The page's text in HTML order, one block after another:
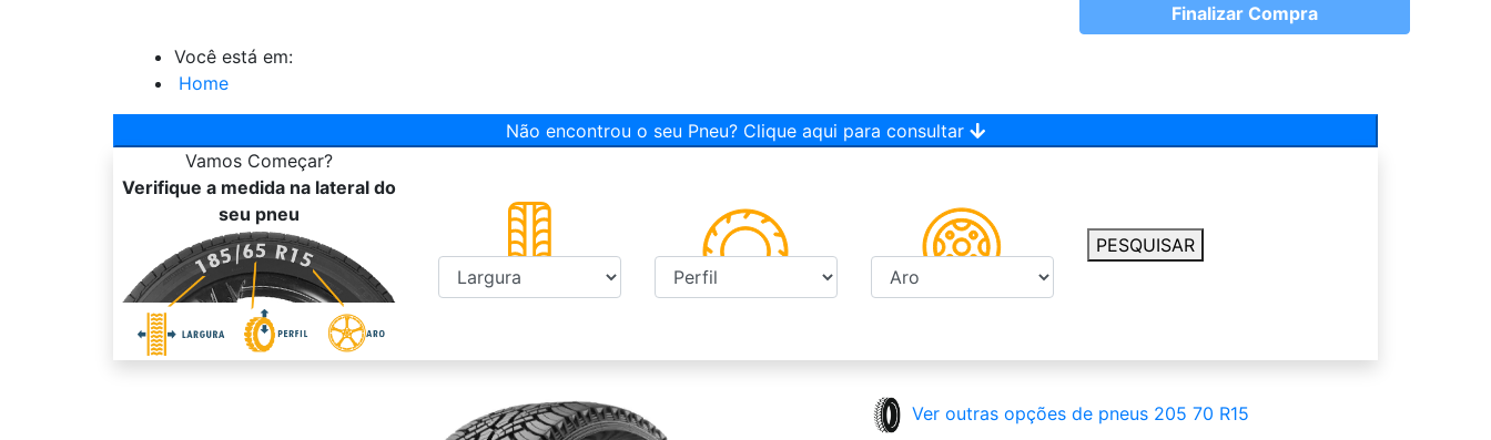
Finalizar Compra
Você está em:
Home
Não encontrou o seu Pneu? Clique aqui para consultar
Vamos Começar?
Verifique a medida na lateral do
seu pneu
PESQUISAR
Ver outras opções de pneus 205 70 R15